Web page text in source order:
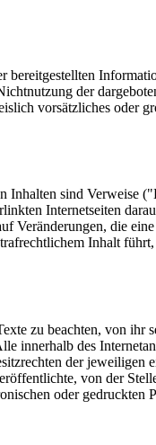
der
vorsätzliches oder
Inhalten sind Verweise
Internetseiten
Veränderungen, die
Inhalt
zu beachten, von ihr
innerhalb des
der jeweiligen
von der
oder gedruckten